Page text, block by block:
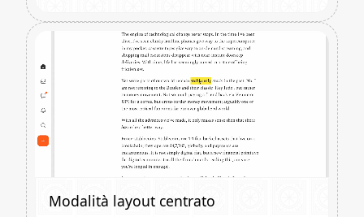
Modalità layout centrato